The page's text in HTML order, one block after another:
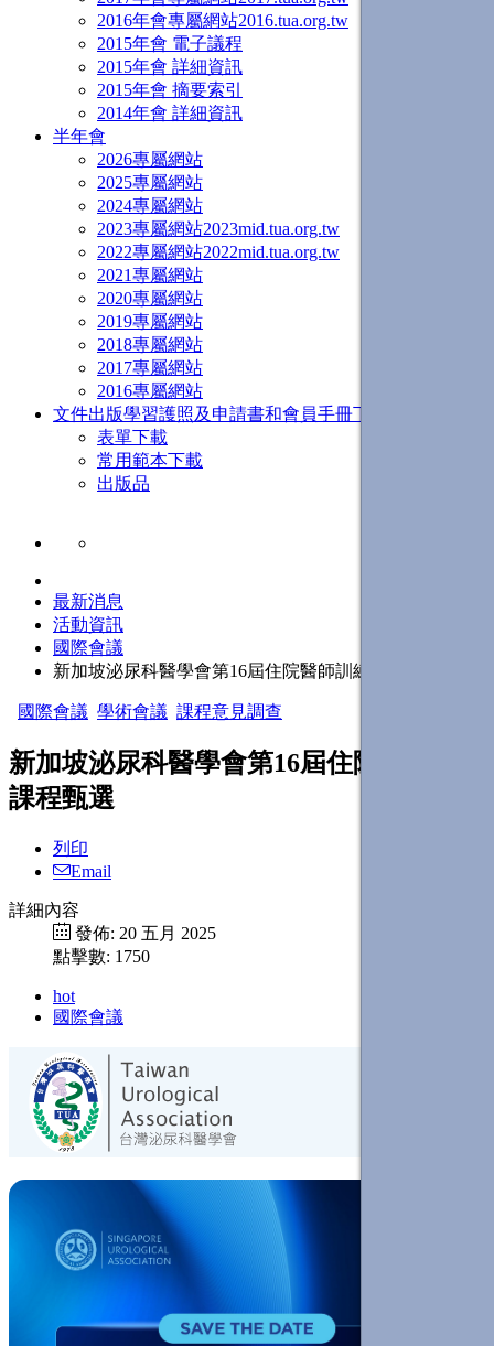
2016年會專屬網站2016.tua.org.tw
2015年會 電子議程
2015年會 詳細資訊
2015年會 摘要索引
2014年會 詳細資訊
半年會
2026專屬網站
2025專屬網站
2024專屬網站
2023專屬網站2023mid.tua.org.tw
2022專屬網站2022mid.tua.org.tw
2021專屬網站
2020專屬網站
2019專屬網站
2018專屬網站
2017專屬網站
2016專屬網站
文件出版學習護照及申請書和會員手冊下載
表單下載
常用範本下載
出版品
最新消息
活動資訊
國際會議
新加坡泌尿科醫學會第16屆住院醫師訓練課程甄選
國際會議 學術會議 課程意見調查
新加坡泌尿科醫學會第16屆住院醫師訓練
課程甄選
列印
Email
詳細內容
發佈: 20 五月 2025
點擊數: 1750
hot
國際會議